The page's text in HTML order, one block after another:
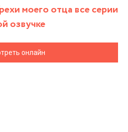
больна и находится между
требуется немедленная
сделать в ближайшее
моего отца все серии
озвучке
онлайн